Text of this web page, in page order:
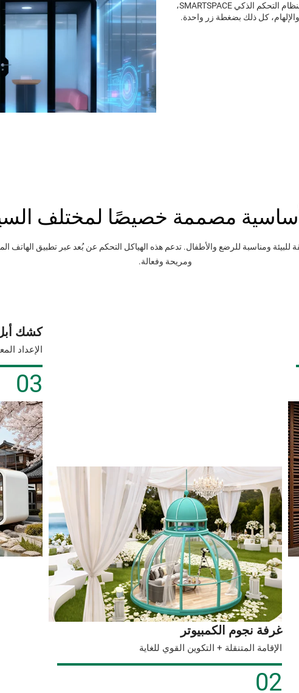
أبل)، والتي تغطي المشهد بأكمله للمكتب والسفر والتجارة. مزود بنظام التحكم الذكي SMARTSPACE،
كل ذلك بضغطة زر واحدة.
أساسية مصممة خصيصًا لمختلف
للبيئة ومناسبة للرضع والأطفال. تدعم هذه الهياكل التحكم عن بُعد عبر تطبيق
ومريحة وفعالة.
غرفة نجوم الكمبيوتر
الإقامة المتنقلة + التكوين القوي للغاية
02
كشك
الإعداد
03